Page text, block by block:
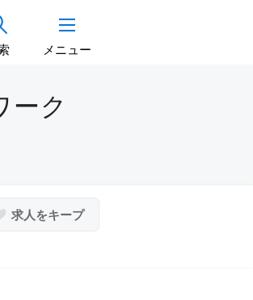
メニュー
ーク
求人をキープ